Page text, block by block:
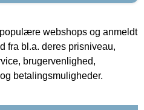
webshops og anmeldt
fra bl.a. deres prisniveau,
brugervenlighed,
betalingsmuligheder.